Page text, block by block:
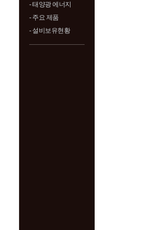
- 태양광 에너지
- 주요 제품
- 설비보유현황